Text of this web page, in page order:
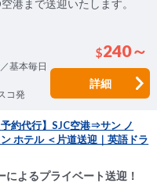
港まで送迎いたします。
$240～
基本毎日
コ発
詳細
予約代行】SJC空港⇒サン ノ
ホテル ＜片道送迎｜英語ドラ
によるプライベート送迎！